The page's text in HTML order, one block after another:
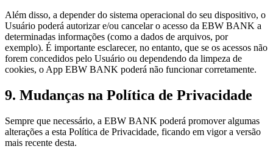
Além disso, a depender do sistema operacional do seu dispositivo, o
Usuário poderá autorizar e/ou cancelar o acesso da EBW BANK a
determinadas informações (como a dados de arquivos, por
exemplo). É importante esclarecer, no entanto, que se os acessos não
forem concedidos pelo Usuário ou dependendo da limpeza de
cookies, o App EBW BANK poderá não funcionar corretamente.
9. Mudanças na Política de Privacidade
Sempre que necessário, a EBW BANK poderá promover algumas
alterações a esta Política de Privacidade, ficando em vigor a versão
mais recente desta.